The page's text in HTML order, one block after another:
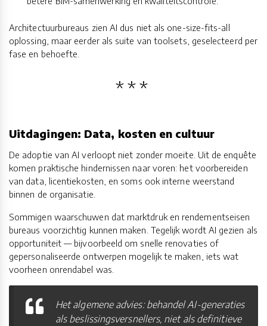
Architectuurbureaus zien AI dus niet als one-size-fits-all
oplossing, maar eerder als suite van toolsets, geselecteerd per
fase en behoefte.
Uitdagingen: Data, kosten en cultuur
De adoptie van AI verloopt niet zonder moeite. Uit de enquête
komen praktische hindernissen naar voren: het voorbereiden
van data, licentiekosten, en soms ook interne weerstand
binnen de organisatie.
Sommigen waarschuwen dat marktdruk en rendementseisen
bureaus voorzichtig kunnen maken. Tegelijk wordt AI gezien als
opportuniteit — bijvoorbeeld om snelle renovaties of
gepersonaliseerde ontwerpen mogelijk te maken, iets wat
voorheen onrendabel was.
Het algemene advies: behandel AI-generaties
als beslissingsversnellers, niet als definitieve